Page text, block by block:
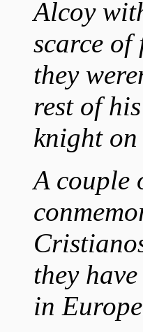
Alcoy
scarce
they
rest of
knight
A couple
they
in